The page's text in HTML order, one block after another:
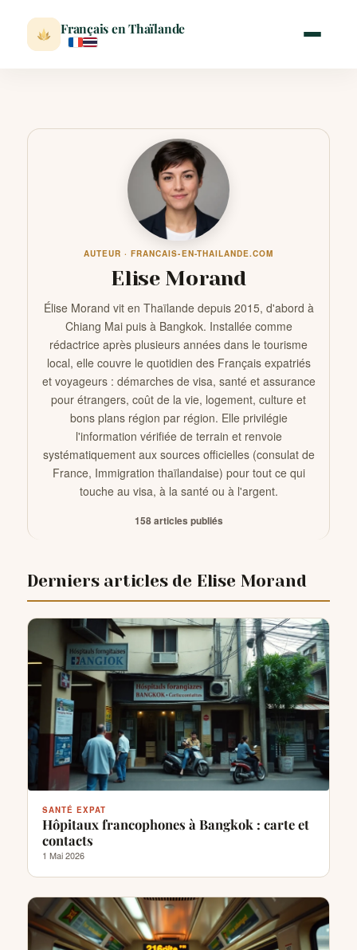
Français en Thaïlande
MÉTÉO
EXPATRIATION
CONTACTS
AUTEUR · FRANCAIS-EN-THAILANDE.COM
Elise Morand
Élise Morand vit en Thaïlande depuis 2015, d'abord à
Chiang Mai puis à Bangkok. Installée comme
rédactrice après plusieurs années dans le tourisme
local, elle couvre le quotidien des Français expatriés
et voyageurs : démarches de visa, santé et assurance
pour étrangers, coût de la vie, logement, culture et
bons plans région par région. Elle privilégie
l'information vérifiée de terrain et renvoie
systématiquement aux sources officielles (consulat de
France, Immigration thaïlandaise) pour tout ce qui
touche au visa, à la santé ou à l'argent.
158 articles publiés
Derniers articles de Elise Morand
SANTÉ EXPAT
Hôpitaux francophones à Bangkok : carte et
contacts
1 Mai 2026